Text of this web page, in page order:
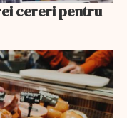
cereri pentru